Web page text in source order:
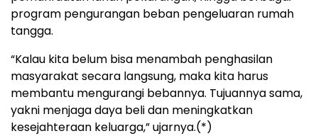
program pengurangan beban pengeluaran rumah
tangga.
“Kalau kita belum bisa menambah penghasilan
masyarakat secara langsung, maka kita harus
membantu mengurangi bebannya. Tujuannya sama,
yakni menjaga daya beli dan meningkatkan
kesejahteraan keluarga,” ujarnya.(*)